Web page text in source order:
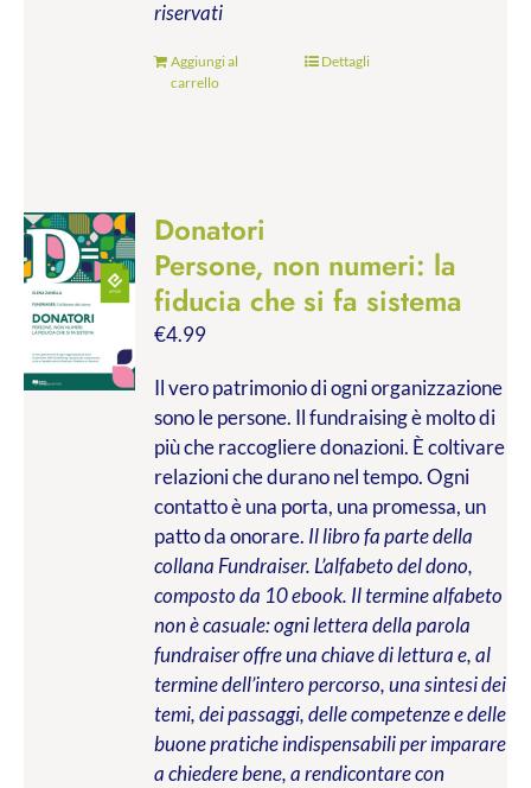
riservati
Aggiungi al
carrello
Dettagli
Donatori
Persone, non numeri: la
fiducia che si fa sistema
€4.99
Il vero patrimonio di ogni organizzazione
sono le persone. Il fundraising è molto di
più che raccogliere donazioni. È coltivare
relazioni che durano nel tempo. Ogni
contatto è una porta, una promessa, un
patto da onorare. Il libro fa parte della
collana Fundraiser. L’alfabeto del dono,
composto da 10 ebook. Il termine alfabeto
non è casuale: ogni lettera della parola
fundraiser offre una chiave di lettura e, al
termine dell’intero percorso, una sintesi dei
temi, dei passaggi, delle competenze e delle
buone pratiche indispensabili per imparare
a chiedere bene, a rendicontare con